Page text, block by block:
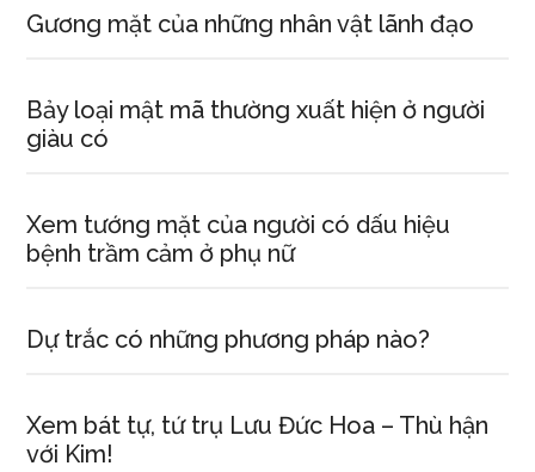
Gương mặt của những nhân vật lãnh đạo
Bảy loại mật mã thường xuất hiện ở người
giàu có
Xem tướng mặt của người có dấu hiệu
bệnh trầm cảm ở phụ nữ
Dự trắc có những phương pháp nào?
Xem bát tự, tứ trụ Lưu Đức Hoa – Thù hận
với Kim!